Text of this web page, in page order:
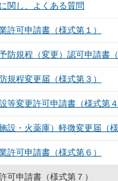
関し、よくある質問
許可申請書（様式第１）
規程（変更）認可申請書（
規程変更届（様式第３）
等変更許可申請書（様式第４
設・火薬庫）軽微変更届（様
許可申請書（様式第６）
可申請書（様式第７）